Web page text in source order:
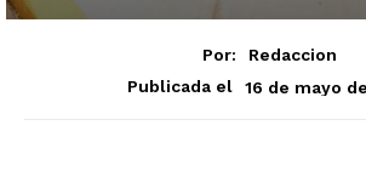
Por:
Redaccion
Publicada el
16 de mayo